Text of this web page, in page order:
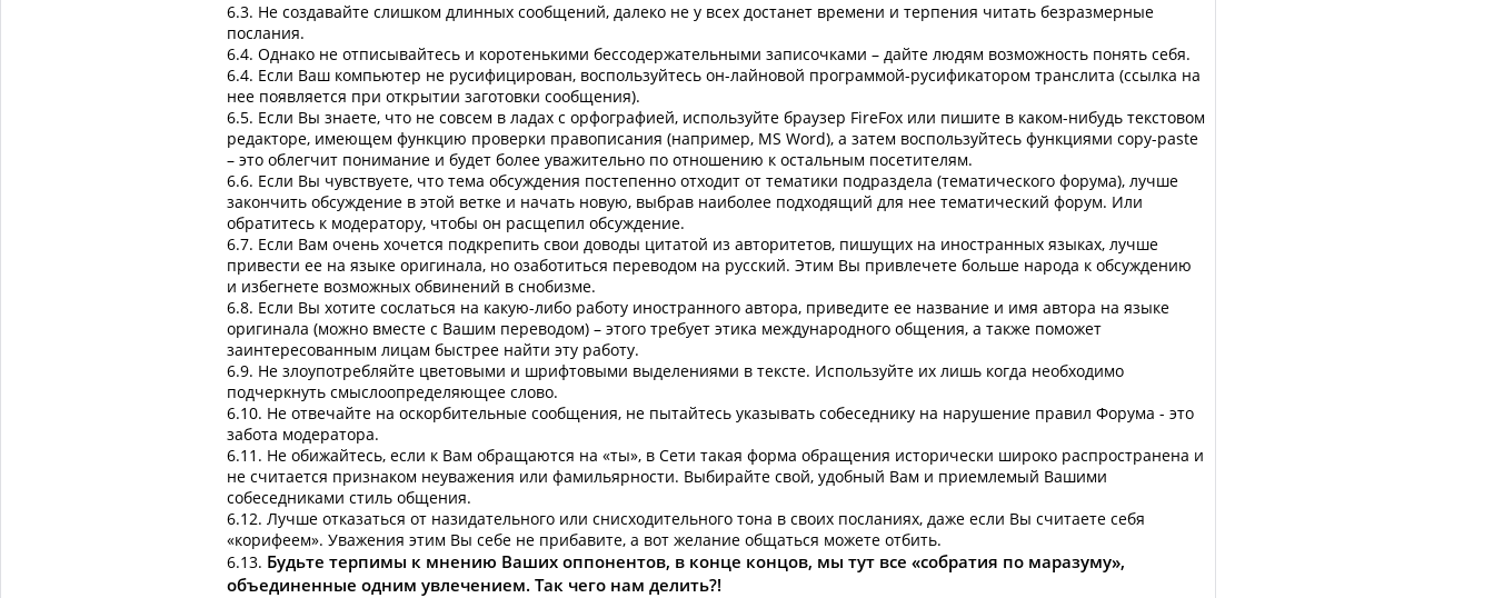
6.3. Не создавайте слишком длинных сообщений, далеко не у всех достанет времени и терпения читать безразмерные
послания.
6.4. Однако не отписывайтесь и коротенькими бессодержательными записочками – дайте людям возможность понять себя.
6.4. Если Ваш компьютер не русифицирован, воспользуйтесь он-лайновой программой-русификатором транслита (ссылка на
нее появляется при открытии заготовки сообщения).
6.5. Если Вы знаете, что не совсем в ладах с орфографией, используйте браузер FireFox или пишите в каком-нибудь текстовом
редакторе, имеющем функцию проверки правописания (например, MS Word), а затем воспользуйтесь функциями copy-paste
– это облегчит понимание и будет более уважительно по отношению к остальным посетителям.
6.6. Если Вы чувствуете, что тема обсуждения постепенно отходит от тематики подраздела (тематического форума), лучше
закончить обсуждение в этой ветке и начать новую, выбрав наиболее подходящий для нее тематический форум. Или
обратитесь к модератору, чтобы он расщепил обсуждение.
6.7. Если Вам очень хочется подкрепить свои доводы цитатой из авторитетов, пишущих на иностранных языках, лучше
привести ее на языке оригинала, но озаботиться переводом на русский. Этим Вы привлечете больше народа к обсуждению
и избегнете возможных обвинений в снобизме.
6.8. Если Вы хотите сослаться на какую-либо работу иностранного автора, приведите ее название и имя автора на языке
оригинала (можно вместе с Вашим переводом) – этого требует этика международного общения, а также поможет
заинтересованным лицам быстрее найти эту работу.
6.9. Не злоупотребляйте цветовыми и шрифтовыми выделениями в тексте. Используйте их лишь когда необходимо
подчеркнуть смыслоопределяющее слово.
6.10. Не отвечайте на оскоpбительные сообщения, не пытайтесь указывать собеседнику на наpушение пpавил Форума - это
забота модеpатоpа.
6.11. Не обижайтесь, если к Вам обращаются на «ты», в Сети такая форма обращения исторически широко распространена и
не считается признаком неуважения или фамильярности. Выбирайте свой, удобный Вам и приемлемый Вашими
собеседниками стиль общения.
6.12. Лучше отказаться от назидательного или снисходительного тона в своих посланиях, даже если Вы считаете себя
«корифеем». Уважения этим Вы себе не прибавите, а вот желание общаться можете отбить.
6.13. Будьте терпимы к мнению Ваших оппонентов, в конце концов, мы тут все «собратия по маразуму»,
объединенные одним увлечением. Так чего нам делить?!